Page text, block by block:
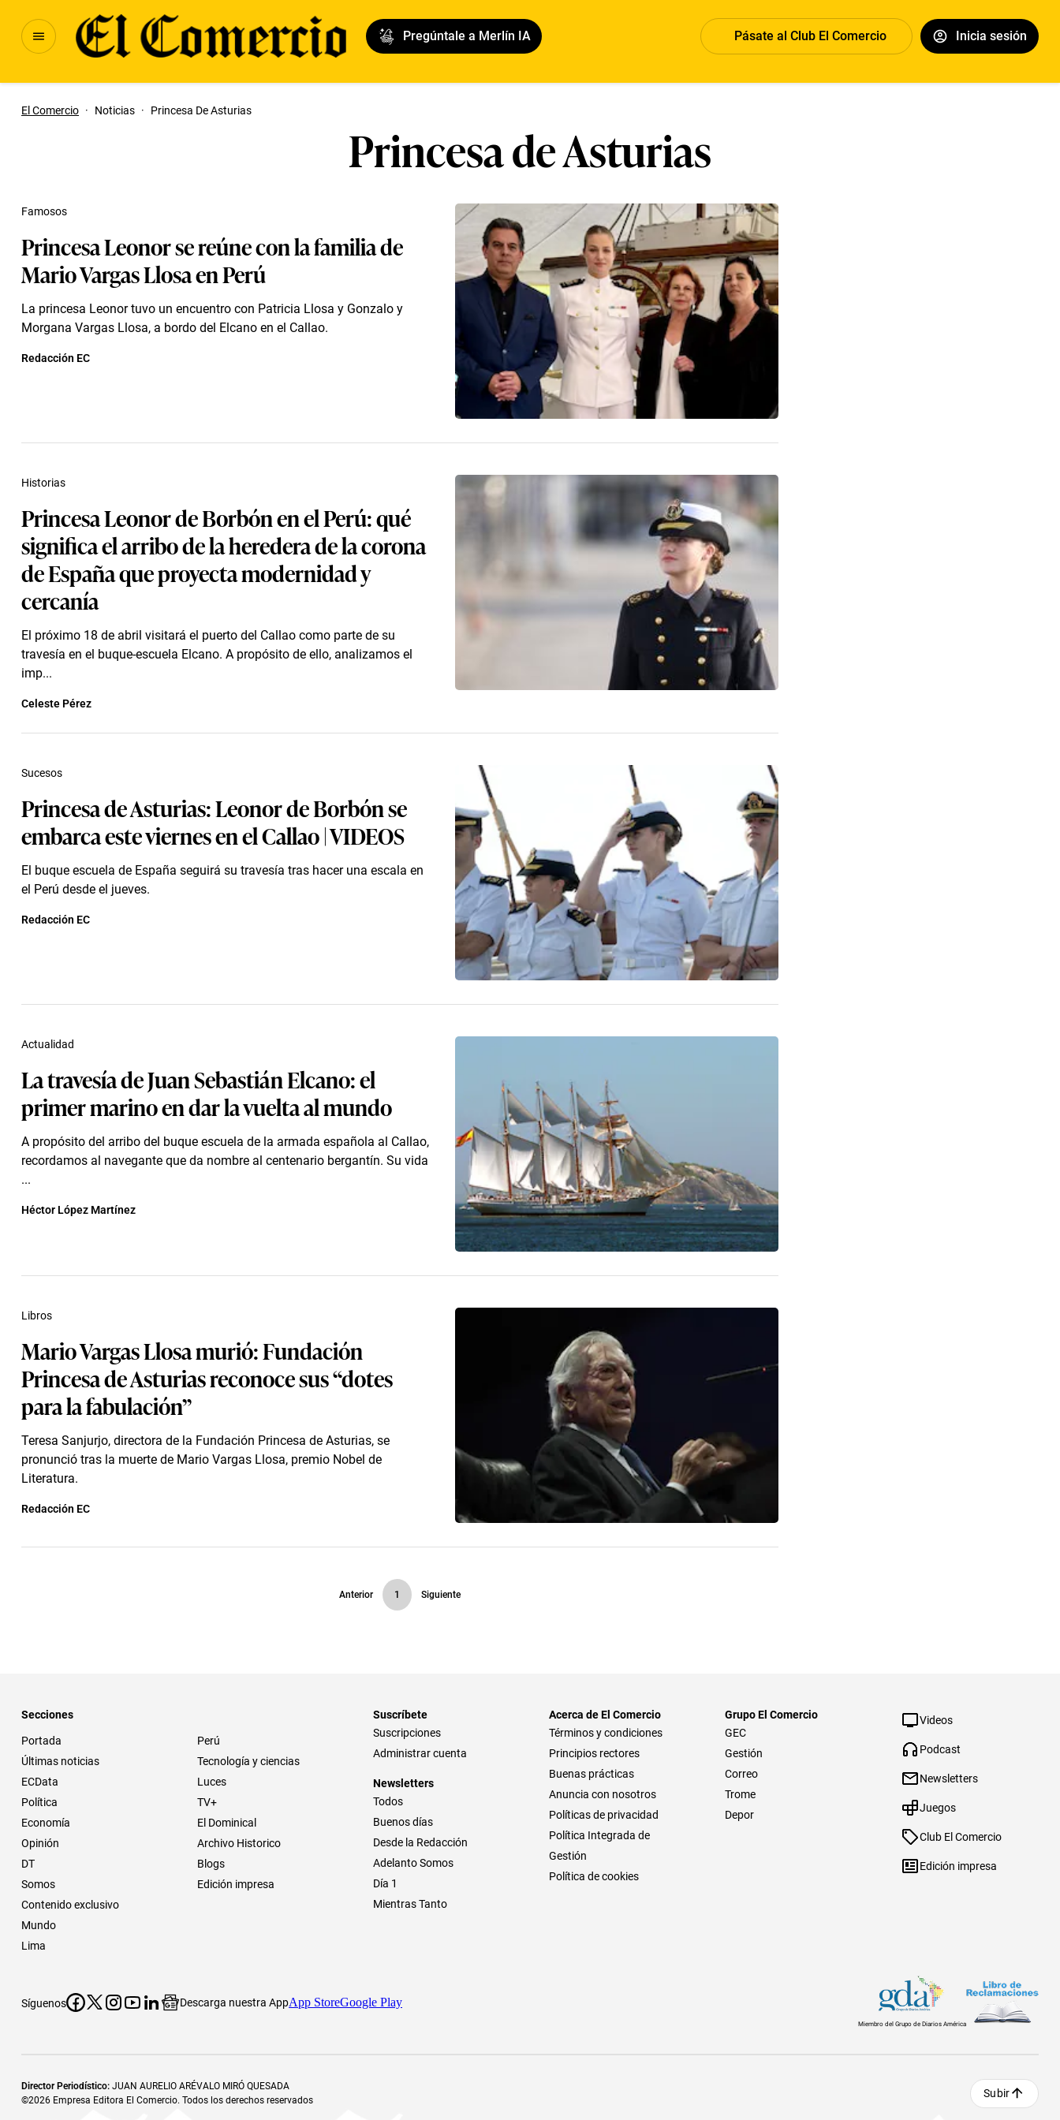
Pregúntale a Merlín IA Pásate al Club El Comercio Inicia sesión
El Comercio · Noticias · Princesa De Asturias
Princesa de Asturias
Princesa Leonor se reúne con la familia de
Mario Vargas Llosa en Perú
La princesa Leonor tuvo un encuentro con Patricia Llosa y Gonzalo y
Morgana Vargas Llosa, a bordo del Elcano en el Callao.
Famosos
Redacción EC
Princesa Leonor de Borbón en el Perú: qué
significa el arribo de la heredera de la corona
de España que proyecta modernidad y
cercanía
El próximo 18 de abril visitará el puerto del Callao como parte de su
travesía en el buque-escuela Elcano. A propósito de ello, analizamos el
imp...
Historias
Celeste Pérez
Princesa de Asturias: Leonor de Borbón se
embarca este viernes en el Callao | VIDEOS
El buque escuela de España seguirá su travesía tras hacer una escala en
el Perú desde el jueves.
Sucesos
Redacción EC
La travesía de Juan Sebastián Elcano: el
primer marino en dar la vuelta al mundo
A propósito del arribo del buque escuela de la armada española al Callao,
recordamos al navegante que da nombre al centenario bergantín. Su vida
...
Actualidad
Héctor López Martínez
Mario Vargas Llosa murió: Fundación
Princesa de Asturias reconoce sus “dotes
para la fabulación”
Teresa Sanjurjo, directora de la Fundación Princesa de Asturias, se
pronunció tras la muerte de Mario Vargas Llosa, premio Nobel de
Literatura.
Libros
Redacción EC
Anterior 1 Siguiente
Secciones
Portada
Últimas noticias
ECData
Política
Economía
Opinión
DT
Somos
Contenido exclusivo
Mundo
Lima
Perú
Tecnología y ciencias
Luces
TV+
El Dominical
Archivo Historico
Blogs
Edición impresa
Suscríbete
Suscripciones
Administrar cuenta
Newsletters
Todos
Buenos días
Desde la Redacción
Adelanto Somos
Día 1
Mientras Tanto
Acerca de El Comercio
Términos y condiciones
Principios rectores
Buenas prácticas
Anuncia con nosotros
Políticas de privacidad
Política Integrada de
Gestión
Política de cookies
Grupo El Comercio
GEC
Gestión
Correo
Trome
Depor
Videos
Podcast
Newsletters
Juegos
Club El Comercio
Edición impresa
Síguenos Descarga nuestra AppApp StoreGoogle Play
Miembro del Grupo de Diarios América
Director Periodístico: JUAN AURELIO ARÉVALO MIRÓ QUESADA
©2026 Empresa Editora El Comercio. Todos los derechos reservados
Subir